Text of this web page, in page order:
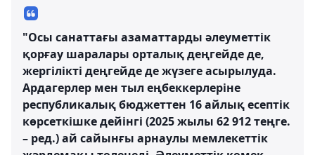
"Осы санаттағы азаматтарды әлеуметтік
қорғау шаралары орталық деңгейде де,
жергілікті деңгейде де жүзеге асырылуда.
Ардагерлер мен тыл еңбеккерлеріне
республикалық бюджеттен 16 айлық есептік
көрсеткішке дейінгі (2025 жылы 62 912 теңге.
– ред.) ай сайынғы арнаулы мемлекеттік